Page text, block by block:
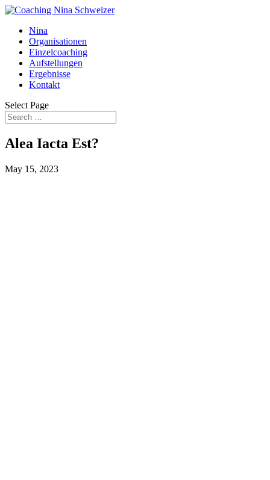
Nina
Organisationen
Einzelcoaching
Aufstellungen
Ergebnisse
Kontakt
Select Page
Alea Iacta Est?
May 15, 2023